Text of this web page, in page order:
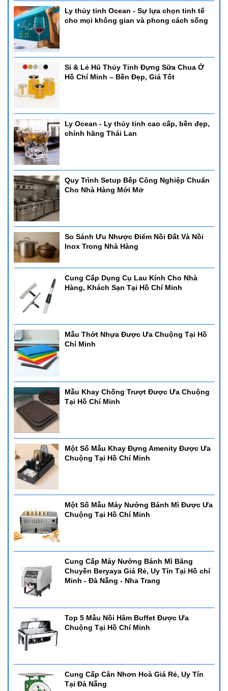
Ly thủy tinh Ocean - Sự lựa chọn tinh tế
cho mọi không gian và phong cách sống
Sỉ & Lẻ Hũ Thủy Tinh Đựng Sữa Chua Ở
Hồ Chí Minh – Bền Đẹp, Giá Tốt
Ly Ocean - Ly thủy tinh cao cấp, bền đẹp,
chính hãng Thái Lan
Quy Trình Setup Bếp Công Nghiệp Chuẩn
Cho Nhà Hàng Mới Mở
So Sánh Ưu Nhược Điểm Nồi Đất Và Nồi
Inox Trong Nhà Hàng
Cung Cấp Dụng Cụ Lau Kính Cho Nhà
Hàng, Khách Sạn Tại Hồ Chí Minh
Mẫu Thớt Nhựa Được Ưa Chuộng Tại Hồ
Chí Minh
Mẫu Khay Chống Trượt Được Ưa Chuộng
Tại Hồ Chí Minh
Một Số Mẫu Khay Đựng Amenity Được Ưa
Chuộng Tại Hồ Chí Minh
Một Số Mẫu Máy Nướng Bánh Mì Được Ưa
Chuộng Tại Hồ Chí Minh
Cung Cấp Máy Nướng Bánh Mì Băng
Chuyền Beryaya Giá Rẻ, Uy Tín Tại Hồ chí
Minh - Đà Nẵng - Nha Trang
Top 5 Mẫu Nồi Hâm Buffet Được Ưa
Chuộng Tại Hồ Chí Minh
Cung Cấp Cân Nhơn Hoà Giá Rẻ, Uy Tín
Tại Đà Nẵng